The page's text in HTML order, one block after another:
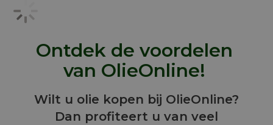
Ontdek de voordelen
van OlieOnline!
Wilt u olie kopen bij OlieOnline?
Dan profiteert u van veel